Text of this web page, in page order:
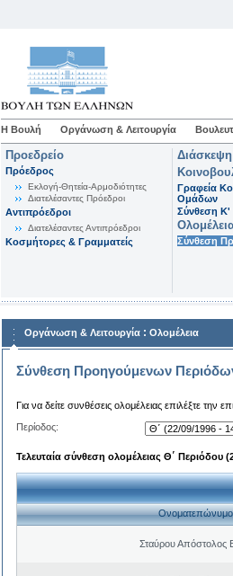
Η Βουλή Οργάνωση & Λειτουργία
Προεδρείο
Πρόεδρος
Εκλογή-Θητεία-Αρμοδιότητες
Διατελέσαντες Πρόεδροι
Αντιπρόεδροι
Διατελέσαντες Αντιπρόεδροι
Κοσμήτορες & Γραμματείς
Γραφεία
Ομάδων
Σύνθεση K'
Σύνθεση
Οργάνωση & Λειτουργία : Ολομέλεια
Σύνθεση Προηγούμενων
Για να δείτε συνθέσεις ολομέλειας επιλέξτε την
Περίοδος:
Τελευταία σύνθεση ολομέλειας Θ΄ Περιόδου
Ονοματεπώνυμο
Σταύρου Απόστολος